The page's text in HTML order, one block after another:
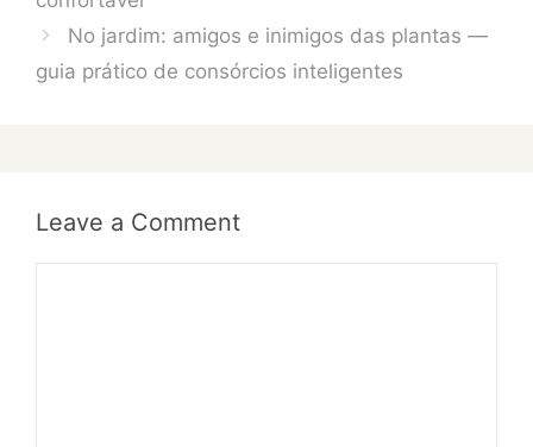
No jardim: amigos e inimigos das plantas —
guia prático de consórcios inteligentes
Leave a Comment